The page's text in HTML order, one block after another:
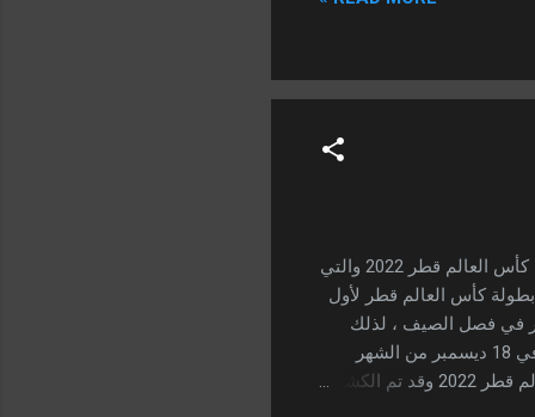
المرحلة الثالثة والأخيرة
أسعار تذاكر بطولة كأس العالم قطر 2022 بدأ العد التنازلي عن انطلاق بطولة كأس العالم قطر 2022 والتي
تبدأ بطولة كأس العالم قطر لأول
في فصل الصيف ، لذلك
ستقام منافسات كأس العالم قطر 2022 في 20 نوفمبر 2022 وتنتهي البطولة في 18 ديسمبر من الشهر
الذي يليه ، بالتزامن مع اليوم الوطني لدولة قطر. أسعار تذاكر بطولة كأس العالم قطر 2022 وقد تم الكشف